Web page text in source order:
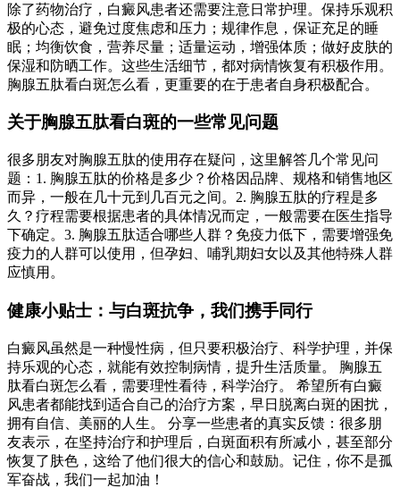
除了药物治疗，白癜风患者还需要注意日常护理。保持乐观积
极的心态，避免过度焦虑和压力；规律作息，保证充足的睡
眠；均衡饮食，营养尽量；适量运动，增强体质；做好皮肤的
保湿和防晒工作。这些生活细节，都对病情恢复有积极作用。
胸腺五肽看白斑怎么看，更重要的在于患者自身积极配合。
关于胸腺五肽看白斑的一些常见问题
很多朋友对胸腺五肽的使用存在疑问，这里解答几个常见问
题：1. 胸腺五肽的价格是多少？价格因品牌、规格和销售地区
而异，一般在几十元到几百元之间。2. 胸腺五肽的疗程是多
久？疗程需要根据患者的具体情况而定，一般需要在医生指导
下确定。3. 胸腺五肽适合哪些人群？免疫力低下，需要增强免
疫力的人群可以使用，但孕妇、哺乳期妇女以及其他特殊人群
应慎用。
健康小贴士：与白斑抗争，我们携手同行
白癜风虽然是一种慢性病，但只要积极治疗、科学护理，并保
持乐观的心态，就能有效控制病情，提升生活质量。 胸腺五
肽看白斑怎么看，需要理性看待，科学治疗。 希望所有白癜
风患者都能找到适合自己的治疗方案，早日脱离白斑的困扰，
拥有自信、美丽的人生。 分享一些患者的真实反馈：很多朋
友表示，在坚持治疗和护理后，白斑面积有所减小，甚至部分
恢复了肤色，这给了他们很大的信心和鼓励。记住，你不是孤
军奋战，我们一起加油！